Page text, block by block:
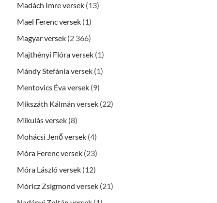
Madách Imre versek (13)
Mael Ferenc versek (1)
Magyar versek (2 366)
Majthényi Flóra versek (1)
Mándy Stefánia versek (1)
Mentovics Éva versek (9)
Mikszáth Kálmán versek (22)
Mikulás versek (8)
Mohácsi Jenő versek (4)
Móra Ferenc versek (23)
Móra László versek (12)
Móricz Zsigmond versek (21)